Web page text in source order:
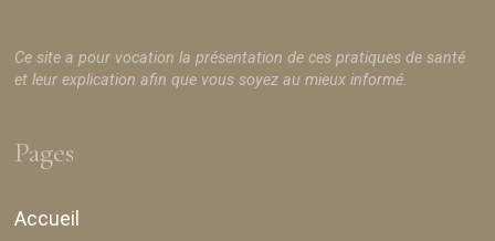
Ce site a pour vocation la présentation de ces pratiques de santé
et leur explication afin que vous soyez au mieux informé.
Pages
Accueil